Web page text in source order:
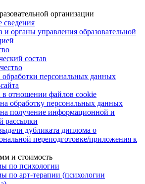
организации
и органы управления образовательной
состав
персональных данных
в отношении файлов cookie
обработку персональных данных
получение информационной и
рассылки
дубликата диплома о
переподготовке/приложения к
и стоимость
по психологии
по арт-терапии (психологии